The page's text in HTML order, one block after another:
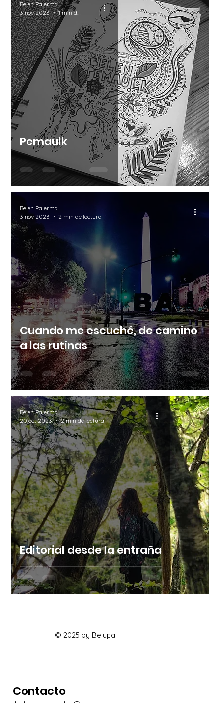
Pemaulk
Belen Palermo
3 nov 2023
1 min de lectura
Cuando me escuché, de camino
a las rutinas
Belen Palermo
3 nov 2023
2 min de lectura
Editorial desde la entraña
Belen Palermo
20 oct 2023
2 min de lectura
© 2025 by Belupal
Contacto